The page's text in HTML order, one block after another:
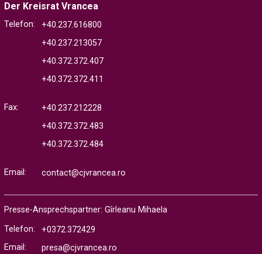
Der Kreisrat Vrancea
Telefon:
+40.237.616800
+40.237.213057
+40.372.372.407
+40.372.372.411
Fax:
+40.237.212228
+40.372.372.483
+40.372.372.484
Email: contact@cjvrancea.ro
Presse-Ansprechspartner: Gîrleanu Mihaela
Telefon:
+0372.372429
Email:
presa@cjvrancea.ro